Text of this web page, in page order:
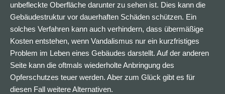
unbefleckte Oberfläche darunter zu sehen ist. Dies kann die
Gebäudestruktur vor dauerhaften Schäden schützen. Ein
solches Verfahren kann auch verhindern, dass übermäßige
Kosten entstehen, wenn Vandalismus nur ein kurzfristiges
Problem im Leben eines Gebäudes darstellt. Auf der anderen
Seite kann die oftmals wiederholte Anbringung des
Opferschutzes teuer werden. Aber zum Glück gibt es für
diesen Fall weitere Alternativen.